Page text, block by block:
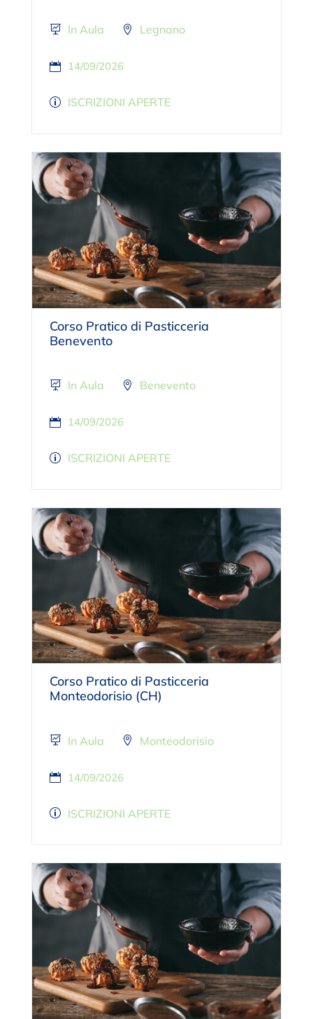
In Aula Legnano
14/09/2026
ISCRIZIONI APERTE
Corso Pratico di Pasticceria
Benevento
In Aula Benevento
14/09/2026
ISCRIZIONI APERTE
Corso Pratico di Pasticceria
Monteodorisio (CH)
In Aula Monteodorisio
14/09/2026
ISCRIZIONI APERTE